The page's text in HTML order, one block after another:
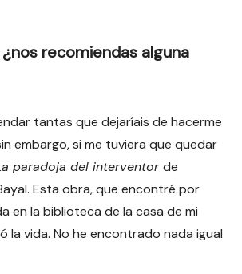
recomiendas alguna
tantas que dejaríais de hacerme
embargo, si me tuviera que quedar
paradoja del interventorde
Esta obra, que encontré por
en la biblioteca de la casa de mi
la vida. No he encontrado nada igual